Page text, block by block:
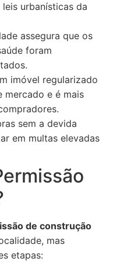
urbanísticas da
assegura que os
foram
imóvel regularizado
mercado e é mais
sem a devida
em multas elevadas
de construção
mas
etapas: